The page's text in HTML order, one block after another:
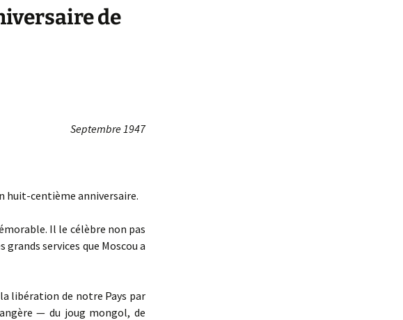
de
Septembre 1947
huit-centième anniversaire.
Il le célèbre non pas
services que Moscou a
libération de notre Pays par
— du joug mongol, de